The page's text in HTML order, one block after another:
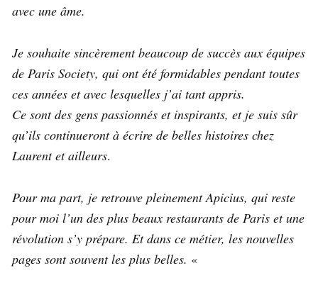
avec une âme.
Je souhaite sincèrement beaucoup de succès aux équipes
de Paris Society, qui ont été formidables pendant toutes
ces années et avec lesquelles j’ai tant appris.
Ce sont des gens passionnés et inspirants, et je suis sûr
qu’ils continueront à écrire de belles histoires chez
Laurent et ailleurs.
Pour ma part, je retrouve pleinement Apicius, qui reste
pour moi l’un des plus beaux restaurants de Paris et une
révolution s’y prépare. Et dans ce métier, les nouvelles
pages sont souvent les plus belles. «